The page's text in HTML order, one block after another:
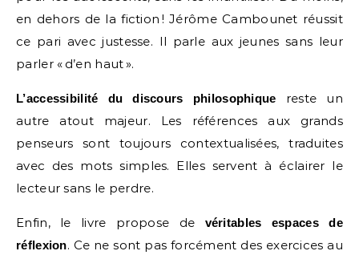
en dehors de la fiction ! Jérôme Cambounet réussit
ce pari avec justesse. Il parle aux jeunes sans leur
parler « d’en haut ».
L’accessibilité du discours philosophique
reste un
autre atout majeur. Les références aux grands
penseurs sont toujours contextualisées, traduites
avec des mots simples. Elles servent à éclairer le
lecteur sans le perdre.
Enfin, le livre propose de véritables espaces de
réflexion. Ce ne sont pas forcément des exercices au